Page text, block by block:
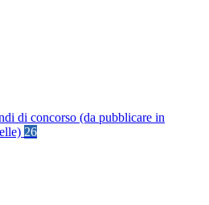
di concorso (da pubblicare in
26